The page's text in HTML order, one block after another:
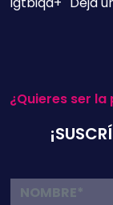
¿Quieres ser